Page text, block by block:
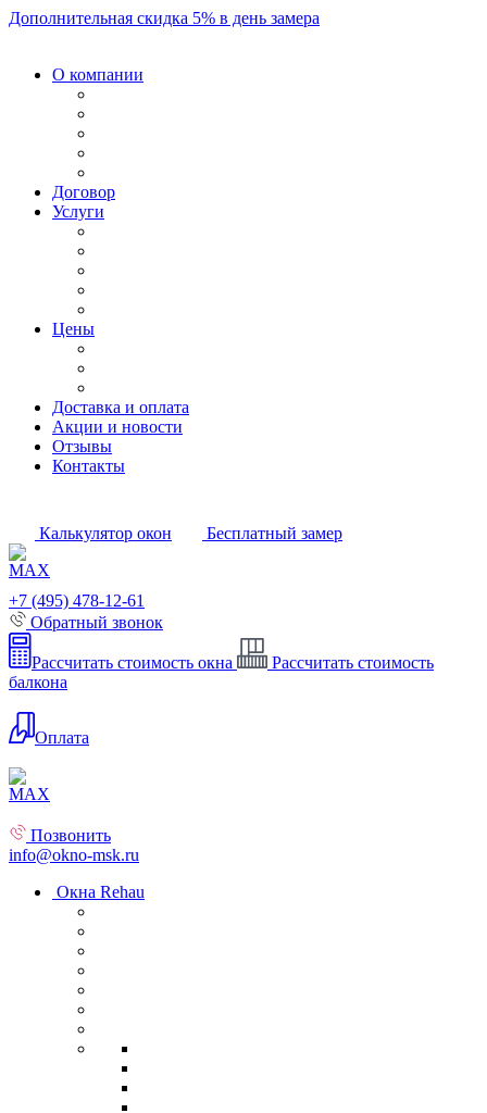
Дополнительная скидка 5% в день замера
О компании
Договор
Услуги
Цены
Доставка и оплата
Акции и новости
Отзывы
Контакты
Калькулятор окон Бесплатный замер
+7 (495) 478-12-61
Обратный звонок
Рассчитать стоимость окна
Рассчитать стоимость
балкона
Оплата
Позвонить
info@okno-msk.ru
Окна Rehau